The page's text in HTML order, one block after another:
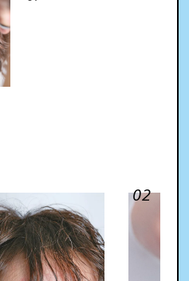
02